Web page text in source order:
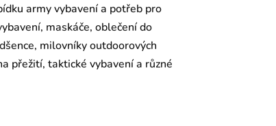
army vybavení a potřeb pro
maskáče, oblečení do
milovníky outdoorových
přežití, taktické vybavení a různé